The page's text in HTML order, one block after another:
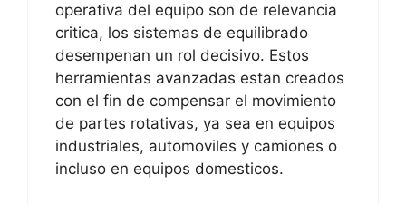
operativa del equipo son de relevancia
critica, los sistemas de equilibrado
desempenan un rol decisivo. Estos
herramientas avanzadas estan creados
con el fin de compensar el movimiento
de partes rotativas, ya sea en equipos
industriales, automoviles y camiones o
incluso en equipos domesticos.